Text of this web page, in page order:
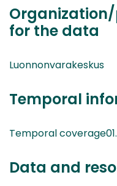
for the data
Luonnonvarakeskus
Temporal
Temporal
Data and